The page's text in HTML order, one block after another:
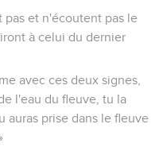
pas et n'écoutent pas le
à celui du dernier
avec ces deux signes,
l'eau du fleuve, tu la
auras prise dans le fleuve